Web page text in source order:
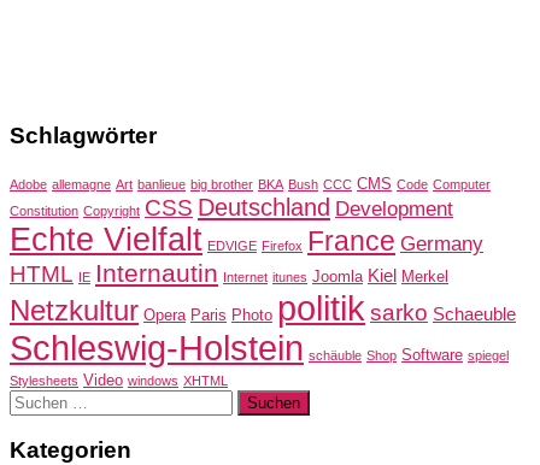
Schlagwörter
Adobe allemagne Art banlieue big brother BKA Bush CCC CMS Code Computer
Constitution Copyright CSS Deutschland Development
Echte Vielfalt EDVIGE Firefox France Germany
HTML IE Internautin Internet itunes Joomla Kiel Merkel
Netzkultur Opera Paris Photo politik sarko Schaeuble
Schleswig-Holstein schäuble Shop Software spiegel
Stylesheets Video windows XHTML
Suchen
nach:
Kategorien